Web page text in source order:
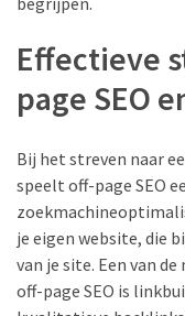
Effectieve
page SEO
Bij het streven naar
speelt off-page SEO
je eigen website, die
van je site. Een van
off-page SEO is